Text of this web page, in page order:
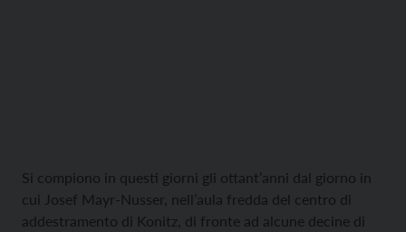
Si compiono in questi giorni gli ottant’anni dal giorno in
cui Josef Mayr-Nusser, nell’aula fredda del centro di
addestramento di Konitz, di fronte ad alcune decine di